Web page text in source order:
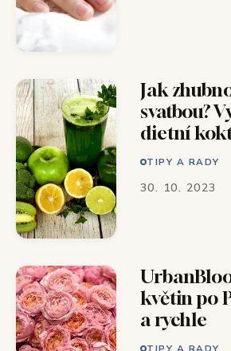
Jak
svatbou?
dietní
TIPY A RADY
30. 10. 2023
květin po
a rychle
TIPY A RADY